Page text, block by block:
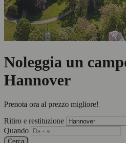
Noleggia un
Hannover
Prenota ora al prezzo migliore!
Ritiro e restituzione
Quando
Cerca